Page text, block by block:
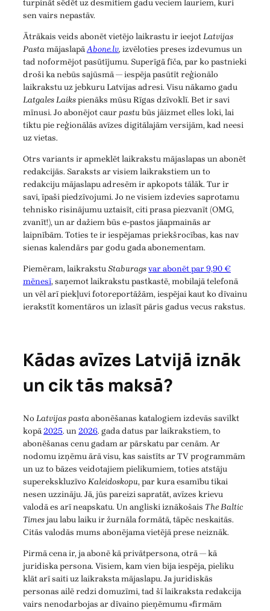
turpināt sēdēt uz desmitiem gadu veciem lauriem, kuri
sen vairs nepastāv.
Ātrākais veids abonēt vietējo laikrastu ir ieejotLatvijas
PastamājaslapāAbone.lv, izvēloties preses izdevumus un
tad noformējot pasūtījumu. Superīgā fīča, par ko pastnieki
droši ka nebūs sajūsmā — iespēja pasūtīt reģionālo
laikrakstu uz jebkuru Latvijas adresi. Visu nākamo gadu
Latgales Laikspienāks mūsu Rīgas dzīvoklī. Bet ir savi
mīnusi. Jo abonējot caurpastubūs jāizmet elles loki, lai
tiktu pie reģionālās avīzes digitālajām versijām, kad neesi
uz vietas.
Otrs variants ir apmeklēt laikrakstu mājaslapas un abonēt
redakcijās. Saraksts ar visiem laikrakstiem un to
redakciju mājaslapu adresēm ir apkopots tālāk. Tur ir
savi, īpaši piedzīvojumi. Jo ne visiem izdevies saprotamu
tehnisko risinājumu uztaisīt, citi prasa piezvanīt (OMG,
zvanīt!), un ar dažiem būs e-pastos jāapmainās ar
laipnībām. Toties te ir iespējamas priekšrocības, kas nav
sienas kalendārs par godu gada abonementam.
Piemēram, laikrakstuStaburagsvar abonēt par 9,90 €
mēnesī, saņemot laikrakstu pastkastē, mobilajā telefonā
un vēl arī piekļuvi fotoreportāžām, iespējai kaut ko dīvainu
ierakstīt komentāros un izlasīt pāris gadus vecus rakstus.
Kādas avīzes Latvijā iznāk
un cik tās maksā?
NoLatvijas pastaabonēšanas katalogiem izdevās savilkt
kopā2025. un2026. gada datus par laikrakstiem, to
abonēšanas cenu gadam ar pārskatu par cenām. Ar
nodomu izņēmu ārā visu, kas saistīts ar TV programmām
un uz to bāzes veidotajiem pielikumiem, toties atstāju
superekskluzīvoKaleidoskopu, par kura esamību tikai
nesen uzzināju. Jā, jūs pareizi sapratāt, avīzes krievu
valodā es arī neapskatu. Un angliski iznākošais The Baltic
Timesjau labu laiku ir žurnāla formātā, tāpēc neskaitās.
Citās valodās mums abonējama vietējā prese neiznāk.
Pirmā cena ir, ja abonē kā privātpersona, otrā — kā
juridiska persona. Visiem, kam vien bija iespēja, pieliku
klāt arī saiti uz laikraksta mājaslapu. Ja juridiskās
personas ailē redzi domuzīmi, tad šī laikraksta redakcija
vairs nenodarbojas ar dīvaino pieņēmumu «firmām